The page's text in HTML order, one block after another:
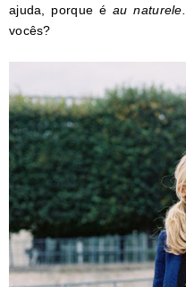
ajuda, porque éau naturele.
vocês?